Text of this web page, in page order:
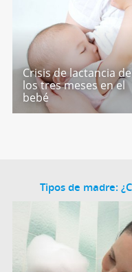
Crisis de lactancia de
los tres meses en el
bebé
Tipos de madre: